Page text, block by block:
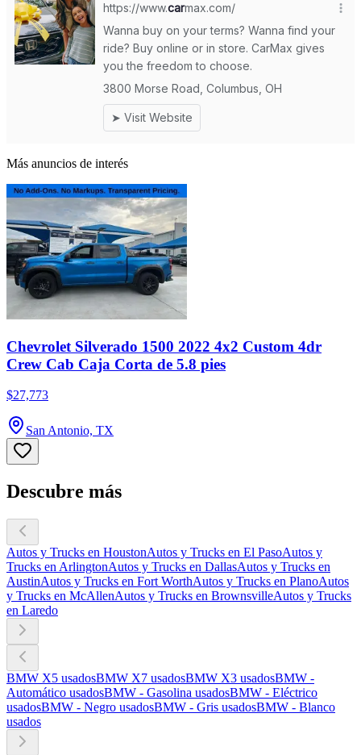
Más anuncios de interés
Chevrolet Silverado 1500 2022 4x2 Custom 4dr
Crew Cab Caja Corta de 5.8 pies
$27,773
San Antonio, TX
Descubre más
Autos y Trucks en HoustonAutos y Trucks en El PasoAutos y
Trucks en ArlingtonAutos y Trucks en DallasAutos y Trucks en
AustinAutos y Trucks en Fort WorthAutos y Trucks en PlanoAutos
y Trucks en McAllenAutos y Trucks en BrownsvilleAutos y Trucks
en Laredo
BMW X5 usadosBMW X7 usadosBMW X3 usadosBMW -
Automático usadosBMW - Gasolina usadosBMW - Eléctrico
usadosBMW - Negro usadosBMW - Gris usadosBMW - Blanco
usados